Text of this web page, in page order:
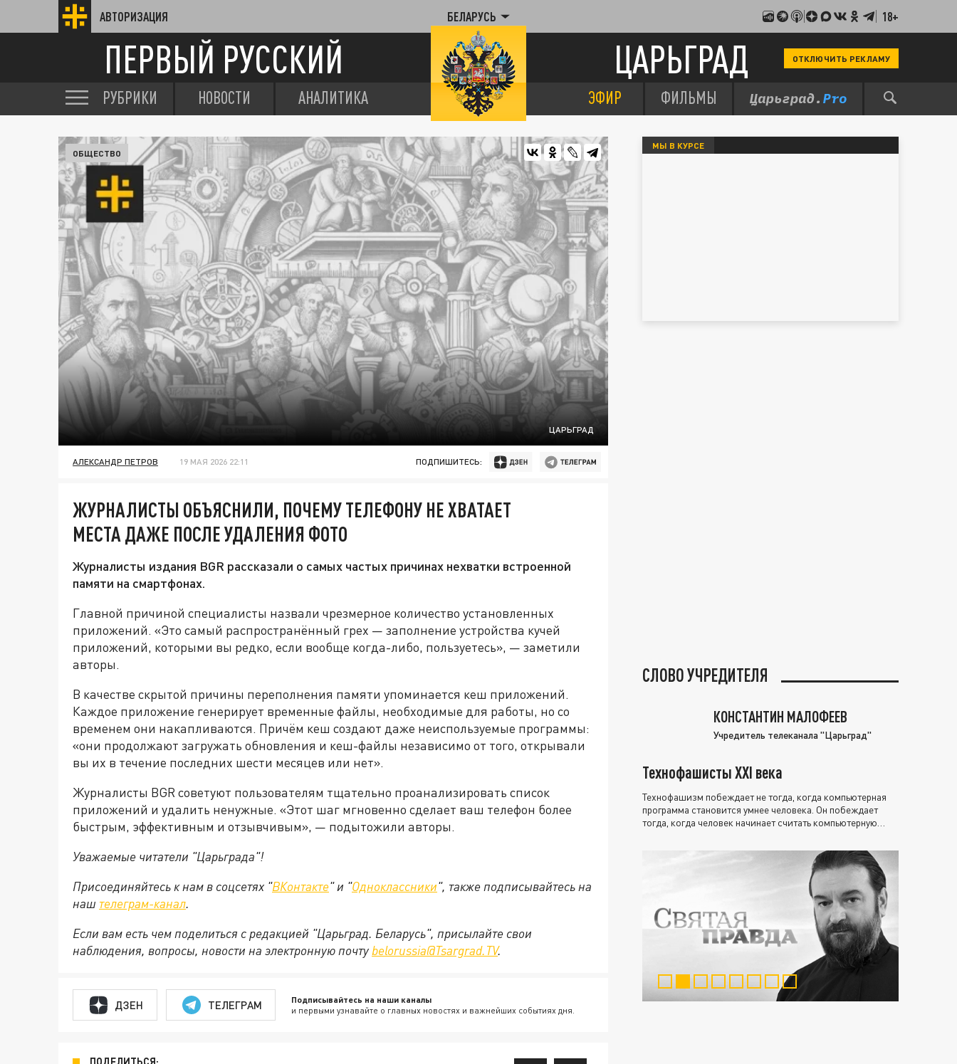
АВТОРИЗАЦИЯ БЕЛАРУСЬ 18+
ПЕРВЫЙ РУССКИЙ ЦАРЬГРАД ОТКЛЮЧИТЬ РЕКЛАМУ
РУБРИКИ НОВОСТИ АНАЛИТИКА ЭФИР ФИЛЬМЫ
ЦАРЬГРАД
ОБЩЕСТВО
АЛЕКСАНДР ПЕТРОВ 19 МАЯ 2026 22:11 ПОДПИШИТЕСЬ:
ЖУРНАЛИСТЫ ОБЪЯСНИЛИ, ПОЧЕМУ ТЕЛЕФОНУ НЕ ХВАТАЕТ
МЕСТА ДАЖЕ ПОСЛЕ УДАЛЕНИЯ ФОТО
Журналисты издания BGR рассказали о самых частых причинах нехватки встроенной
памяти на смартфонах.
Главной причиной специалисты назвали чрезмерное количество установленных
приложений. «Это самый распространённый грех — заполнение устройства кучей
приложений, которыми вы редко, если вообще когда-либо, пользуетесь», — заметили
авторы.
В качестве скрытой причины переполнения памяти упоминается кеш приложений.
Каждое приложение генерирует временные файлы, необходимые для работы, но со
временем они накапливаются. Причём кеш создают даже неиспользуемые программы:
«они продолжают загружать обновления и кеш-файлы независимо от того, открывали
вы их в течение последних шести месяцев или нет».
Журналисты BGR советуют пользователям тщательно проанализировать список
приложений и удалить ненужные. «Этот шаг мгновенно сделает ваш телефон более
быстрым, эффективным и отзывчивым», — подытожили авторы.
Уважаемые читатели "Царьграда"!
Присоединяйтесь к нам в соцсетях "ВКонтакте" и "Одноклассники", также подписывайтесь на
наш телеграм-канал.
Если вам есть чем поделиться с редакцией "Царьград. Беларусь", присылайте свои
наблюдения, вопросы, новости на электронную почту belorussia@Tsargrad.TV.
ДЗЕН ТЕЛЕГРАМ Подписывайтесь на наши каналы
и первыми узнавайте о главных новостях и важнейших событиях дня.
МЫ В КУРСЕ
СЛОВО УЧРЕДИТЕЛЯ
КОНСТАНТИН МАЛОФЕЕВ
Учредитель телеканала "Царьград"
Технофашисты XXI века
Технофашизм побеждает не тогда, когда компьютерная
программа становится умнее человека. Он побеждает
тогда, когда человек начинает считать компьютерную